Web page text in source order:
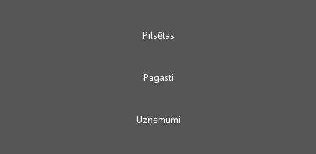
Pilsētas
Pagasti
Uzņēmumi